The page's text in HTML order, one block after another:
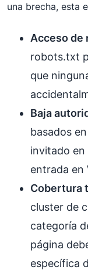
una brecha, esta
Acceso de
robots.txt
que
Baja
basados
invitado en
entrada en
Cobertura
cluster de
categoría
página
específica